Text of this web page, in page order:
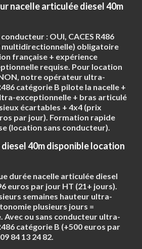
nacelle articulée diesel 40m
: OUI, CACES R486
multidirectionnelle) obligatoire
française + expérience
requise. Pour location
notre opérateur ultra-
catégorie B pilote la nacelle +
exceptionnelle + bras articulé
écartables + 4x4 (prix
par jour). Formation rapide
(location sans conducteur).
40m disponible location
durée nacelle articulée diesel
euros par jour HT (21+ jours).
semaines hauteur ultra-
plusieurs jours =
ou sans conducteur ultra-
catégorie B (+500 euros par
84 13 24 82.